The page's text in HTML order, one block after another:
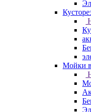
Мойки